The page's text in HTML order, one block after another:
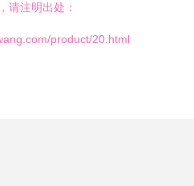
请注明出处：
product/20.html